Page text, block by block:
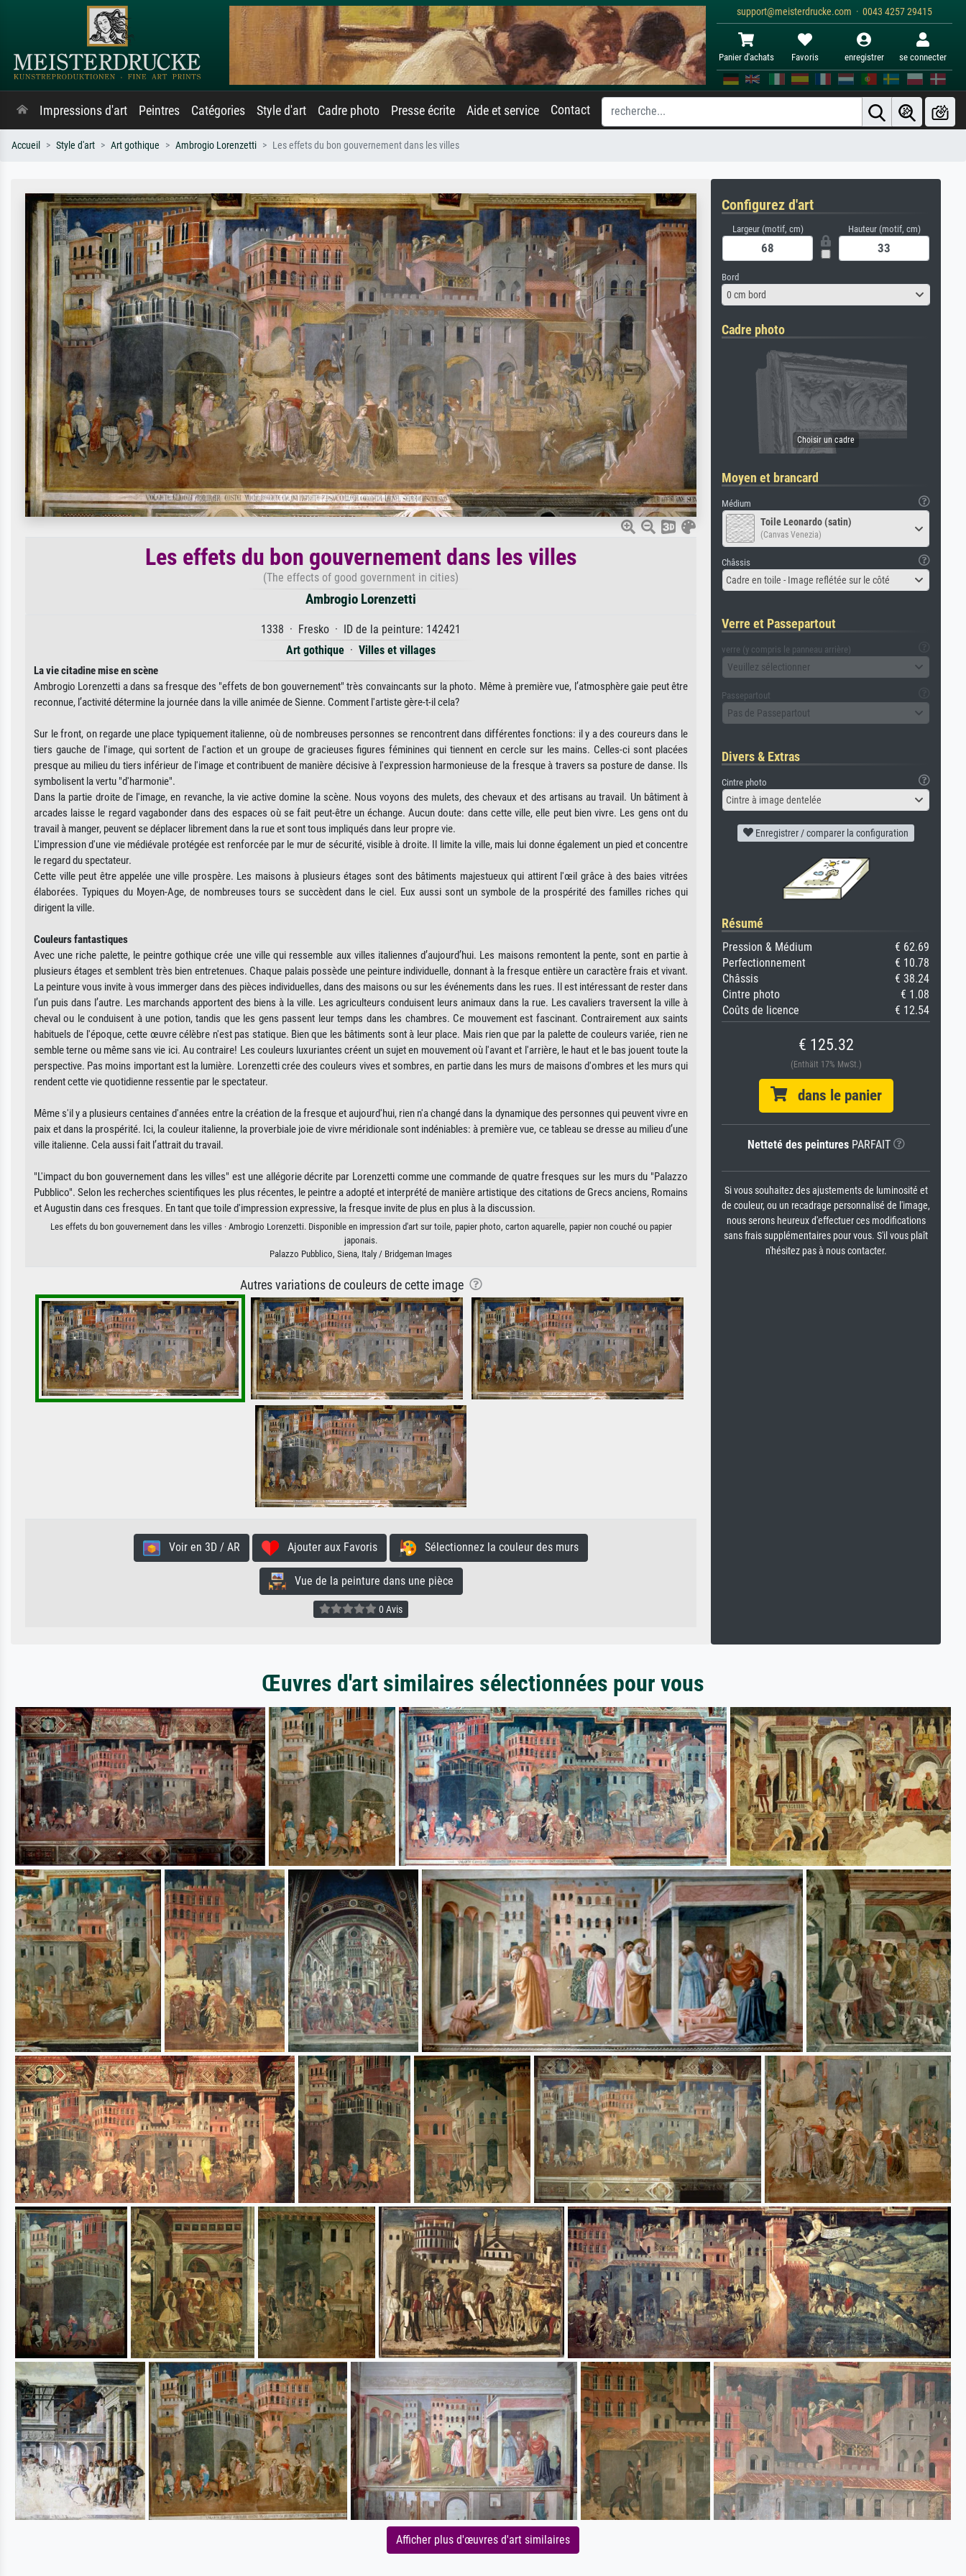
support@meisterdrucke.com · 0043 4257 29415
Panier d'achats Favoris enregistrer se connecter
Impressions d'art Peintres Catégories Style d'art Cadre photo Presse écrite Aide et service Contact
Accueil Style d'art Art gothique Ambrogio Lorenzetti Les effets du bon gouvernement dans les villes
Les effets du bon gouvernement dans les villes
(The effects of good government in cities)
Ambrogio Lorenzetti
1338 · Fresko · ID de la peinture: 142421
Art gothique · Villes et villages
La vie citadine mise en scène
Ambrogio Lorenzetti a dans sa fresque des "effets de bon gouvernement" très convaincants sur la photo. Même à première vue, l’atmosphère gaie peut être
reconnue, l’activité détermine la journée dans la ville animée de Sienne. Comment l'artiste gère-t-il cela?
Sur le front, on regarde une place typiquement italienne, où de nombreuses personnes se rencontrent dans différentes fonctions: il y a des coureurs dans le
tiers gauche de l'image, qui sortent de l'action et un groupe de gracieuses figures féminines qui tiennent en cercle sur les mains. Celles-ci sont placées
presque au milieu du tiers inférieur de l'image et contribuent de manière décisive à l'expression harmonieuse de la fresque à travers sa posture de danse. Ils
symbolisent la vertu "d'harmonie".
Dans la partie droite de l'image, en revanche, la vie active domine la scène. Nous voyons des mulets, des chevaux et des artisans au travail. Un bâtiment à
arcades laisse le regard vagabonder dans des espaces où se fait peut-être un échange. Aucun doute: dans cette ville, elle peut bien vivre. Les gens ont du
travail à manger, peuvent se déplacer librement dans la rue et sont tous impliqués dans leur propre vie.
L'impression d'une vie médiévale protégée est renforcée par le mur de sécurité, visible à droite. Il limite la ville, mais lui donne également un pied et concentre
le regard du spectateur.
Cette ville peut être appelée une ville prospère. Les maisons à plusieurs étages sont des bâtiments majestueux qui attirent l'œil grâce à des baies vitrées
élaborées. Typiques du Moyen-Age, de nombreuses tours se succèdent dans le ciel. Eux aussi sont un symbole de la prospérité des familles riches qui
dirigent la ville.
Couleurs fantastiques
Avec une riche palette, le peintre gothique crée une ville qui ressemble aux villes italiennes d’aujourd’hui. Les maisons remontent la pente, sont en partie à
plusieurs étages et semblent très bien entretenues. Chaque palais possède une peinture individuelle, donnant à la fresque entière un caractère frais et vivant.
La peinture vous invite à vous immerger dans des pièces individuelles, dans des maisons ou sur les événements dans les rues. Il est intéressant de rester dans
l’un puis dans l’autre. Les marchands apportent des biens à la ville. Les agriculteurs conduisent leurs animaux dans la rue. Les cavaliers traversent la ville à
cheval ou le conduisent à une potion, tandis que les gens passent leur temps dans les chambres. Ce mouvement est fascinant. Contrairement aux saints
habituels de l'époque, cette œuvre célèbre n'est pas statique. Bien que les bâtiments sont à leur place. Mais rien que par la palette de couleurs variée, rien ne
semble terne ou même sans vie ici. Au contraire! Les couleurs luxuriantes créent un sujet en mouvement où l'avant et l'arrière, le haut et le bas jouent toute la
perspective. Pas moins important est la lumière. Lorenzetti crée des couleurs vives et sombres, en partie dans les murs de maisons d'ombres et les murs qui
rendent cette vie quotidienne ressentie par le spectateur.
Même s'il y a plusieurs centaines d'années entre la création de la fresque et aujourd'hui, rien n'a changé dans la dynamique des personnes qui peuvent vivre en
paix et dans la prospérité. Ici, la couleur italienne, la proverbiale joie de vivre méridionale sont indéniables: à première vue, ce tableau se dresse au milieu d’une
ville italienne. Cela aussi fait l’attrait du travail.
"L'impact du bon gouvernement dans les villes" est une allégorie décrite par Lorenzetti comme une commande de quatre fresques sur les murs du "Palazzo
Pubblico". Selon les recherches scientifiques les plus récentes, le peintre a adopté et interprété de manière artistique des citations de Grecs anciens, Romains
et Augustin dans ces fresques. En tant que toile d'impression expressive, la fresque invite de plus en plus à la discussion.
Les effets du bon gouvernement dans les villes · Ambrogio Lorenzetti. Disponible en impression d'art sur toile, papier photo, carton aquarelle, papier non couché ou papier
japonais.
Palazzo Pubblico, Siena, Italy / Bridgeman Images
Autres variations de couleurs de cette image
Voir en 3D / AR Ajouter aux Favoris Sélectionnez la couleur des murs
Vue de la peinture dans une pièce
0 Avis
Configurez d'art
Largeur (motif, cm) Hauteur (motif, cm)
Bord
0 cm bord
Cadre photo
Moyen et brancard
Médium
Toile Leonardo (satin)
(Canvas Venezia)
Châssis
Cadre en toile - Image reflétée sur le côté
Verre et Passepartout
verre (y compris le panneau arrière)
Veuillez sélectionner
Passepartout
Pas de Passepartout
Divers & Extras
Cintre photo
Cintre à image dentelée
Enregistrer / comparer la configuration
Résumé
Pression & Médium
€ 62.69
Perfectionnement
€ 10.78
Châssis
€ 38.24
Cintre photo
€ 1.08
Coûts de licence
€ 12.54
€ 125.32
(Enthält 17% MwSt.)
dans le panier
Netteté des peinturesPARFAIT
Si vous souhaitez des ajustements de luminosité et
de couleur, ou un recadrage personnalisé de l'image,
nous serons heureux d'effectuer ces modifications
sans frais supplémentaires pour vous. S'il vous plaît
n'hésitez pas à nous contacter.
Œuvres d'art similaires sélectionnées pour vous
Afficher plus d'œuvres d'art similaires